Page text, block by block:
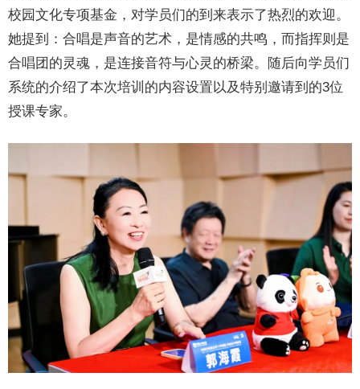
校园文化专项基金，对学员们的到来表示了热烈的欢迎。
她提到：合唱是声音的艺术，是情感的共鸣，而指挥则是
合唱团的灵魂，是连接音符与心灵的桥梁。随后向学员们
系统的介绍了本次培训的内容设置以及特别邀请到的3位
授课专家。